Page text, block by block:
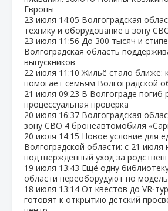
Европы
23 июля 14:05 Волгоградская
технику и оборудование в зону
23 июля 11:56 До 300 тысяч и
Волгоградская область
выпускников
22 июля 11:10 Жильё стало ближе:
помогает семьям Волгоградской
21 июля 09:23 В Волгограде погиб
процессуальная проверка
20 июля 16:37 Волгоградская
зону СВО 4 бронеавтомобиля
20 июля 14:15 Новое условие для
Волгоградской области: с 21 июля
подтверждённый уход за
19 июля 13:43 Ещё одну
области переоборудуют по
18 июля 13:14 От квестов до
готовят к открытию детский